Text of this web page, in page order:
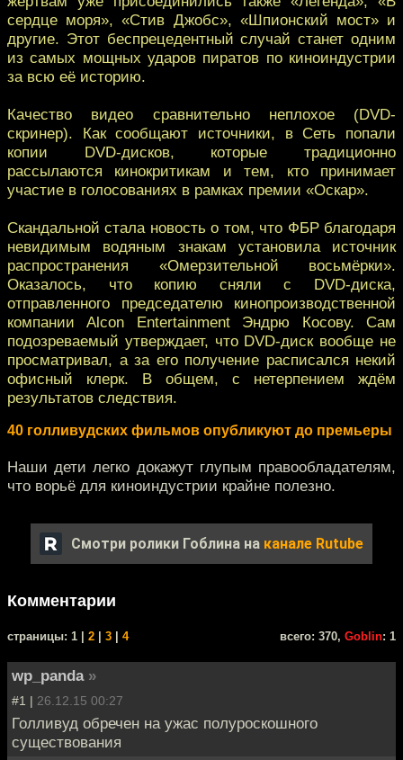
сердце моря», «Стив Джобс», «Шпионский мост» и
другие. Этот беспрецедентный случай станет одним
из самых мощных ударов пиратов по киноиндустрии
за всю её историю.
Качество видео сравнительно неплохое (DVD-
скринер). Как сообщают источники, в Сеть попали
копии DVD-дисков, которые традиционно
рассылаются кинокритикам и тем, кто принимает
участие в голосованиях в рамках премии «Оскар».
Скандальной стала новость о том, что ФБР благодаря
невидимым водяным знакам установила источник
распространения «Омерзительной восьмёрки».
Оказалось, что копию сняли с DVD-диска,
отправленного председателю кинопроизводственной
компании Alcon Entertainment Эндрю Косову. Сам
подозреваемый утверждает, что DVD-диск вообще не
просматривал, а за его получение расписался некий
офисный клерк. В общем, с нетерпением ждём
результатов следствия.
40 голливудских фильмов опубликуют до премьеры
Наши дети легко докажут глупым правообладателям,
что ворьё для киноиндустрии крайне полезно.
Смотри ролики Гоблина на канале Rutube
Комментарии
cтраницы: 1 | 2 3 4 всего: 370, Goblin: 1
wp_panda »
#1 | 26.12.15 00:27
Голливуд обречен на ужас полуроскошного
существования